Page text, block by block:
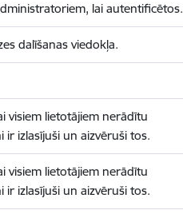
lai autentificētos.
dalīšanas viedokļa.
visiem lietotājiem nerādītu
izlasījuši un aizvēruši tos.
visiem lietotājiem nerādītu
izlasījuši un aizvēruši tos.